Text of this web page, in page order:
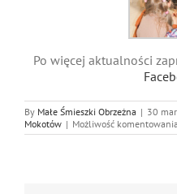
Po więcej aktualności
By Małe Śmieszki Obrzeżna | 30
Mokotów | Możliwość komentowania